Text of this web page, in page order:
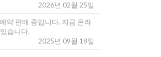
2026년 02월 25일
약 판매 중입니다. 지금 온라
습니다.
2025년 09월 18일